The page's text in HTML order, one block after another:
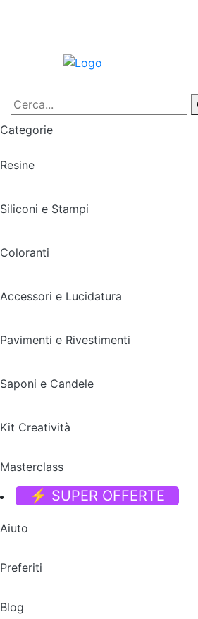
Categorie
Resine
Siliconi e Stampi
Coloranti
Accessori e Lucidatura
Pavimenti e Rivestimenti
Saponi e Candele
Kit Creatività
Masterclass
⚡ SUPER OFFERTE
Aiuto
Preferiti
Blog